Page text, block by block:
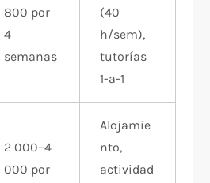
800 por
4
semanas
(40
h/sem),
tutorías
1-a-1
2 000–4
000 por
Alojamie
nto,
actividad